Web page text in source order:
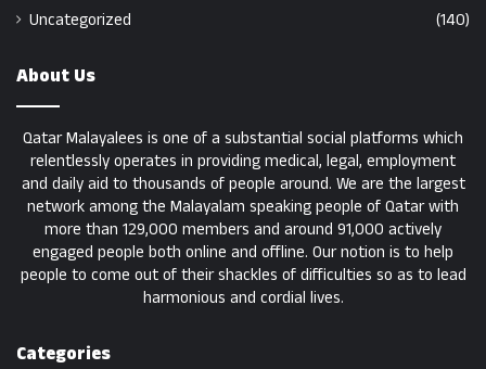
Uncategorized
(140)
About Us
Qatar Malayalees is one of a substantial social platforms which
relentlessly operates in providing medical, legal, employment
and daily aid to thousands of people around. We are the largest
network among the Malayalam speaking people of Qatar with
more than 129,000 members and around 91,000 actively
engaged people both online and offline. Our notion is to help
people to come out of their shackles of difficulties so as to lead
harmonious and cordial lives.
Categories